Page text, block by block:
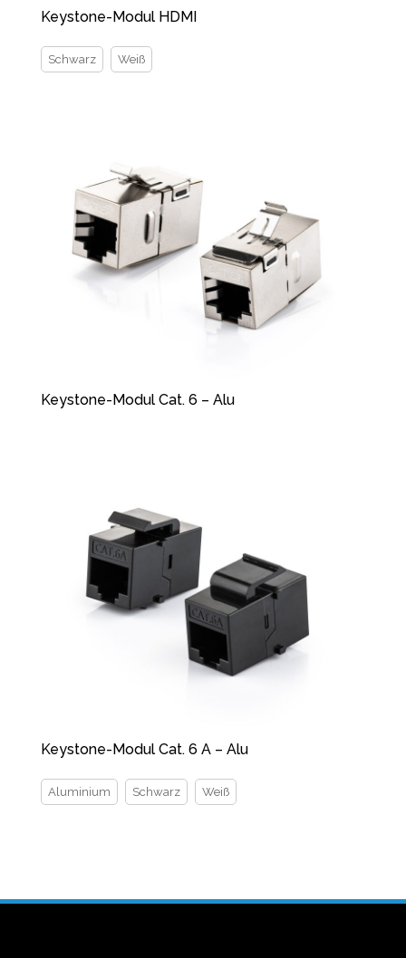
Keystone-Modul HDMI
Schwarz Weiß
Keystone-Modul Cat. 6 – Alu
Keystone-Modul Cat. 6 A – Alu
Aluminium Schwarz Weiß